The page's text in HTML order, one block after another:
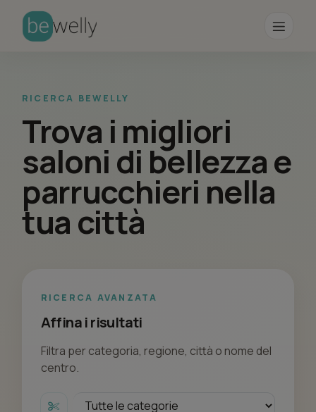
RICERCA BEWELLY
Trova i migliori
saloni di bellezza e
parrucchieri nella
tua città
RICERCA AVANZATA
Affina i risultati
Filtra per categoria, regione, città o nome del
centro.